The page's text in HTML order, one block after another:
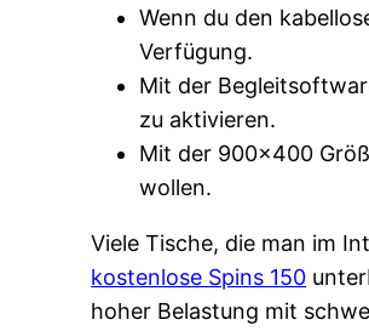
Wenn du den
Verfügung.
Mit der
zu aktivieren.
Mit der 900×400
wollen.
Viele Tische, die man im
kostenlose Spins 150
hoher Belastung mit